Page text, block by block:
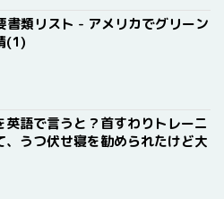
類リスト - アメリカでグリーン
(1)
英語で言うと？首すわりトレーニ
、うつ伏せ寝を勧められたけど大